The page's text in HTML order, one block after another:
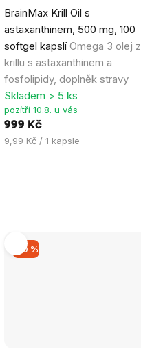
BrainMax Krill Oil s
astaxanthinem, 500 mg, 100
softgel kapslí Omega 3 olej z
krillu s astaxanthinem a
fosfolipidy, doplněk stravy
hodnocení
produktu
je
4,9
z
5
hvězdiček.
Skladem > 5 ks
pozítří 10.8. u vás
999 Kč
Měrná
9,99 Kč / 1 kapsle
–10 %